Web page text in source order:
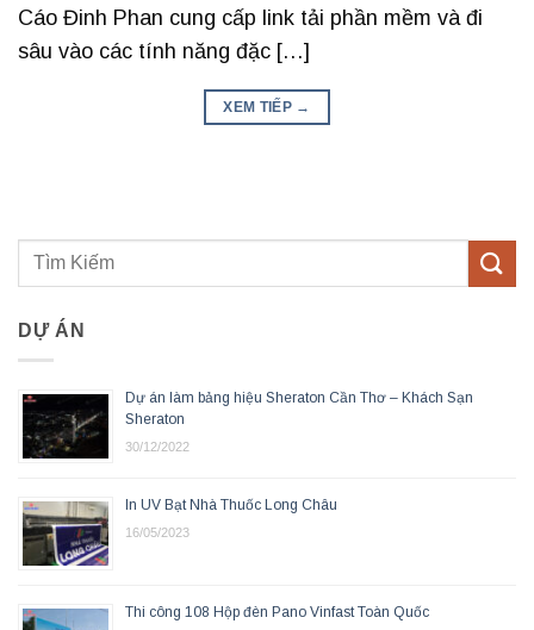
Cáo Đinh Phan cung cấp link tải phần mềm và đi
sâu vào các tính năng đặc […]
XEM TIẾP →
DỰ ÁN
Dự án làm bảng hiệu Sheraton Cần Thơ – Khách Sạn
Sheraton
30/12/2022
In UV Bạt Nhà Thuốc Long Châu
16/05/2023
Thi công 108 Hộp đèn Pano Vinfast Toàn Quốc